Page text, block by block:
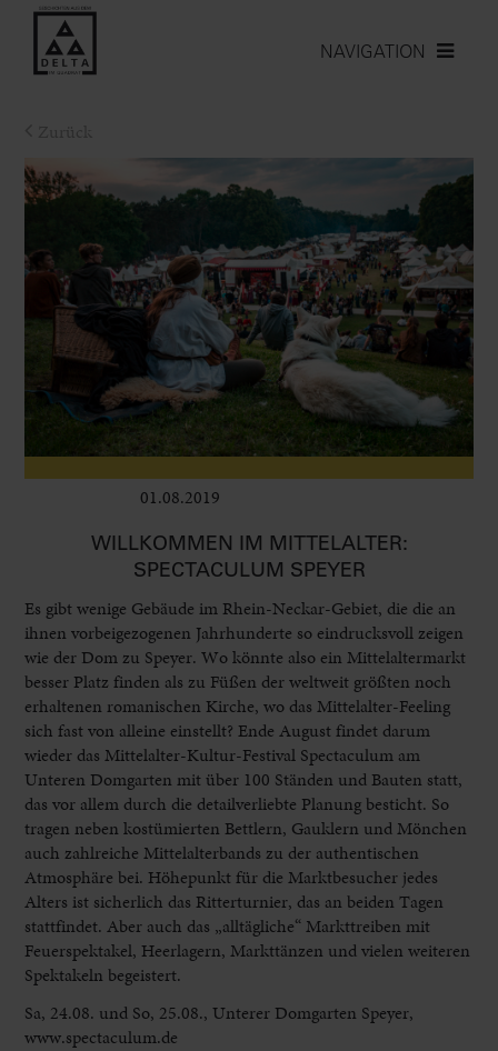
NAVIGATION
01.08.2019
WILLKOMMEN IM MITTELALTER:
SPECTACULUM SPEYER
Es gibt wenige Gebäude im Rhein-Neckar-Gebiet, die die an
ihnen vorbeigezogenen Jahrhunderte so eindrucksvoll zeigen
wie der Dom zu Speyer. Wo könnte also ein Mittelaltermarkt
besser Platz finden als zu Füßen der weltweit größten noch
erhaltenen romanischen Kirche, wo das Mittelalter-Feeling
sich fast von alleine einstellt? Ende August findet darum
wieder das Mittelalter-Kultur-Festival Spectaculum am
Unteren Domgarten mit über 100 Ständen und Bauten statt,
das vor allem durch die detailverliebte Planung besticht. So
tragen neben kostümierten Bettlern, Gauklern und Mönchen
auch zahlreiche Mittelalterbands zu der authentischen
Atmosphäre bei. Höhepunkt für die Marktbesucher jedes
Alters ist sicherlich das Ritterturnier, das an beiden Tagen
stattfindet. Aber auch das „alltägliche“ Markttreiben mit
Feuerspektakel, Heerlagern, Markttänzen und vielen weiteren
Spektakeln begeistert.
Sa, 24.08. und So, 25.08., Unterer Domgarten Speyer,
www.spectaculum.de